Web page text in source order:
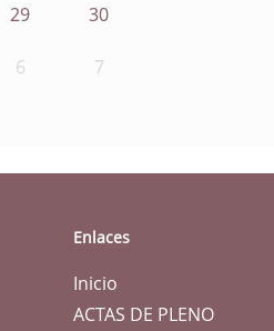
29 30
6 7
Enlaces
Inicio
ACTAS DE PLENO